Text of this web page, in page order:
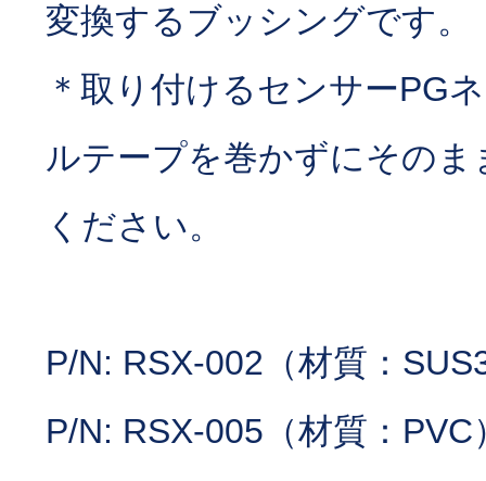
変換するブッシングです。
＊取り付けるセンサーPG
ルテープを巻かずにそのま
ください。
P/N: RSX-002（材質：
P/N: RSX-005（材質：PVC